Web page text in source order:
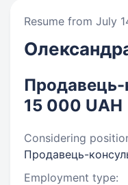
Resume from July
Продавець-
15 000 UAH
Considering
Продавець-
Employment type: